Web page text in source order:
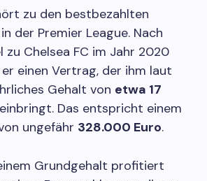
zu den bestbezahlten
der Premier League. Nach
zu Chelsea FC im Jahr 2020
einen Vertrag, der ihm laut
Gehalt von etwa 17
einbringt. Das entspricht einem
ungefähr 328.000 Euro.
Grundgehalt profitiert